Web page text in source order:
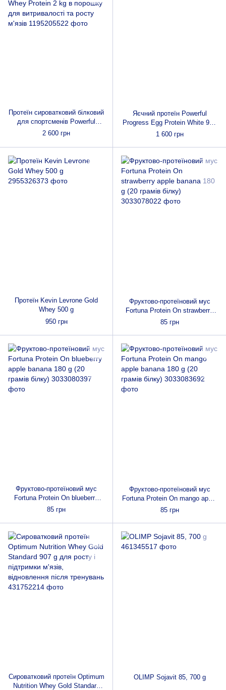
Протеїн сироватковий білковий
для спортсменів Powerful
Progress 100% Whey Protein 2
та росту м'язів
2 600 грн
Яєчний протеїн Powerful
Progress Egg Protein White 900
g
1 600 грн
Протеїн Kevin Levrone Gold
Whey 500 g
950 грн
Фруктово-протеїновий мус
Fortuna Protein On strawberry
apple banana 180 g (20 грамів
білку)
85 грн
Фруктово-протеїновий мус
Fortuna Protein On blueberry
apple banana 180 g (20 грамів
білку)
85 грн
Фруктово-протеїновий мус
Fortuna Protein On mango apple
banana 180 g (20 грамів білку)
85 грн
Сироватковий протеїн Optimum
Nutrition Whey Gold Standard
OLIMP Sojavit 85, 700 g